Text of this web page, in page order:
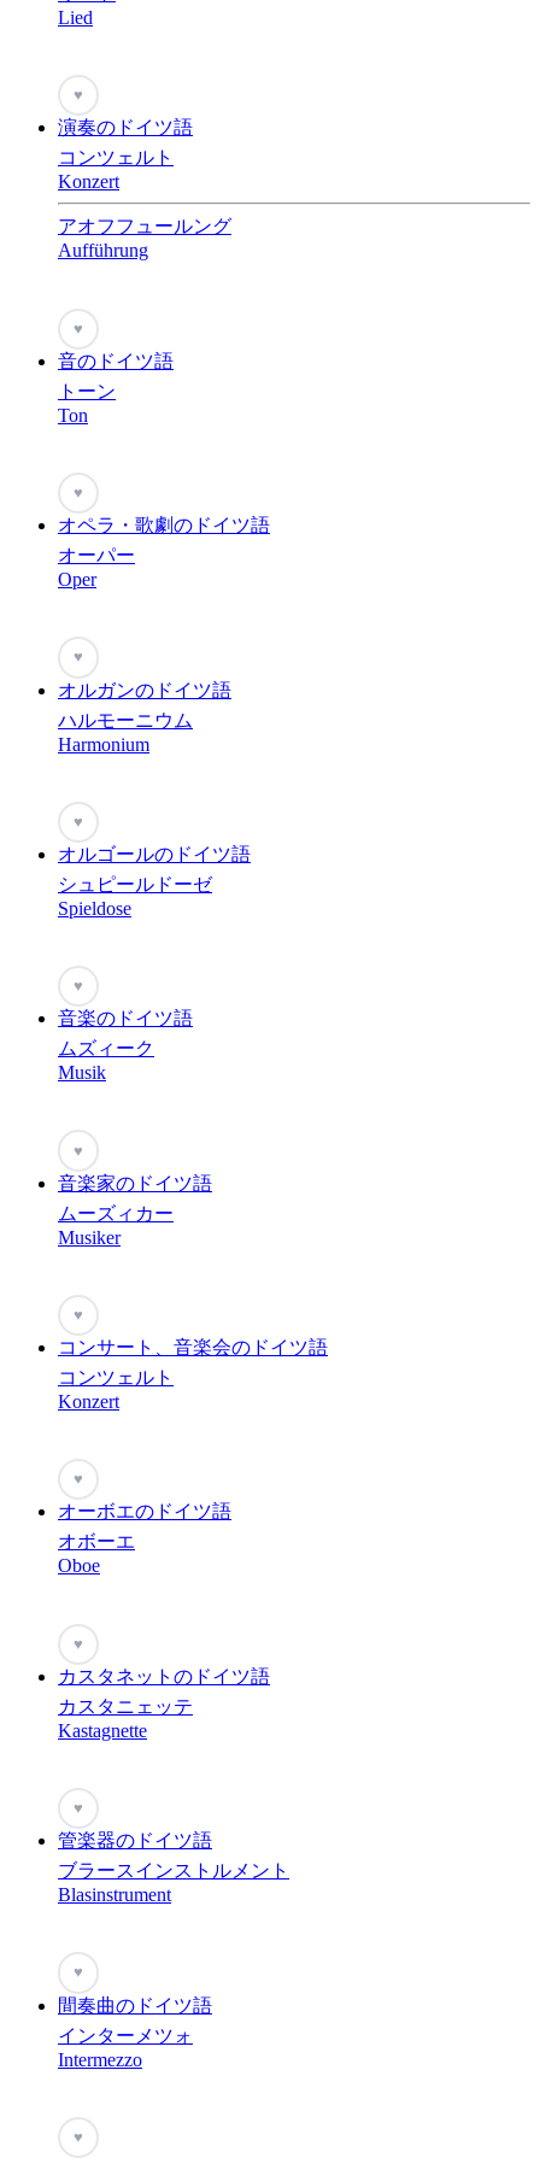
Lied
♥
演奏のドイツ語
コンツェルト
Konzert
アオフフュールング
Aufführung
♥
音のドイツ語
トーン
Ton
♥
オペラ・歌劇のドイツ語
オーパー
Oper
♥
オルガンのドイツ語
ハルモーニウム
Harmonium
♥
オルゴールのドイツ語
シュピールドーゼ
Spieldose
♥
音楽のドイツ語
ムズィーク
Musik
♥
音楽家のドイツ語
ムーズィカー
Musiker
♥
コンサート、音楽会のドイツ語
コンツェルト
Konzert
♥
オーボエのドイツ語
オボーエ
Oboe
♥
カスタネットのドイツ語
カスタニェッテ
Kastagnette
♥
管楽器のドイツ語
ブラースインストルメント
Blasinstrument
♥
間奏曲のドイツ語
インターメツォ
Intermezzo
♥